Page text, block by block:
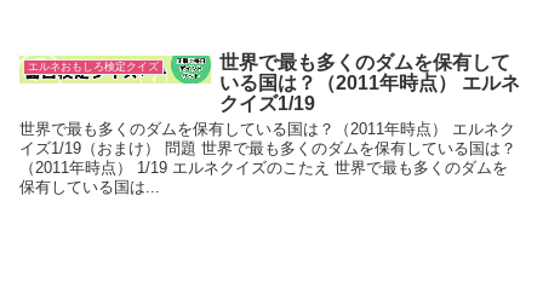
エルネおもしろ検定クイズ
世界で最も多くのダムを保有して
いる国は？（2011年時点） エルネ
クイズ1/19
世界で最も多くのダムを保有している国は？（2011年時点） エルネク
イズ1/19（おまけ） 問題 世界で最も多くのダムを保有している国は？
（2011年時点） 1/19 エルネクイズのこたえ 世界で最も多くのダムを
保有している国は...